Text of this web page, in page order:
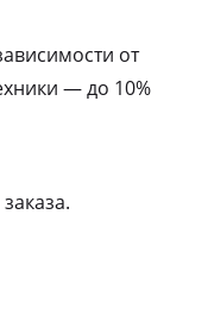
от
— до 10%